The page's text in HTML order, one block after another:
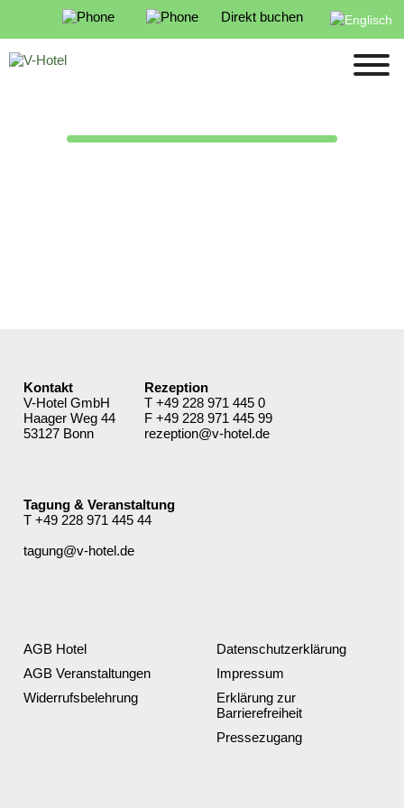
Direkt buchen
Kontakt
V-Hotel GmbH
Haager Weg 44
53127 Bonn
Rezeption
T +49 228 971 445 0
F +49 228 971 445 99
rezeption@v-hotel.de
Tagung & Veranstaltung
T +49 228 971 445 44
tagung@v-hotel.de
AGB Hotel
AGB Veranstaltungen
Widerrufsbelehrung
Datenschutz­erklärung
Impressum
Erklärung zur
Barrierefreiheit
Pressezugang